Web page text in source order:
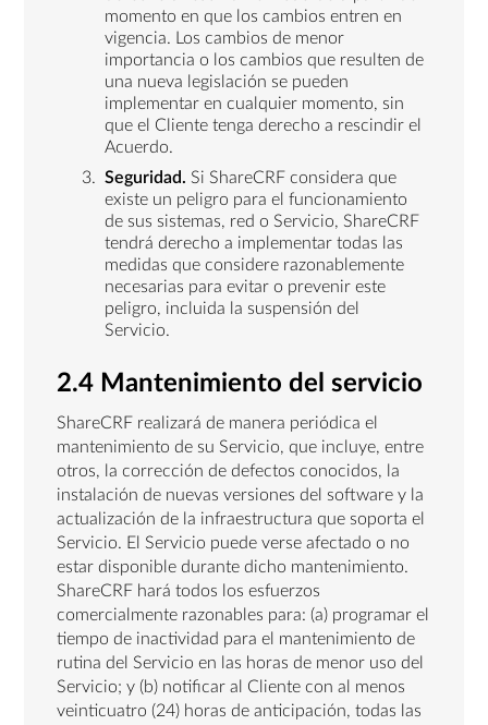
momento en que los cambios entren en
vigencia. Los cambios de menor
importancia o los cambios que resulten de
una nueva legislación se pueden
implementar en cualquier momento, sin
que el Cliente tenga derecho a rescindir el
Acuerdo.
Seguridad. Si ShareCRF considera que
existe un peligro para el funcionamiento
de sus sistemas, red o Servicio, ShareCRF
tendrá derecho a implementar todas las
medidas que considere razonablemente
necesarias para evitar o prevenir este
peligro, incluida la suspensión del
Servicio.
2.4 Mantenimiento del servicio
ShareCRF realizará de manera periódica el
mantenimiento de su Servicio, que incluye, entre
otros, la corrección de defectos conocidos, la
instalación de nuevas versiones del software y la
actualización de la infraestructura que soporta el
Servicio. El Servicio puede verse afectado o no
estar disponible durante dicho mantenimiento.
ShareCRF hará todos los esfuerzos
comercialmente razonables para: (a) programar el
tiempo de inactividad para el mantenimiento de
rutina del Servicio en las horas de menor uso del
Servicio; y (b) notificar al Cliente con al menos
veinticuatro (24) horas de anticipación, todas las